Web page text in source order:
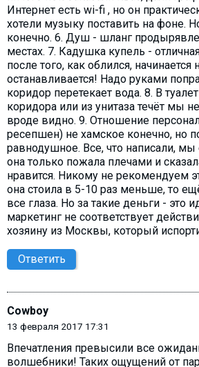
Интернет есть wi-fi , но он
хотели музыку поставить на фоне.
конечно. 6. Душ - шланг
местах. 7. Кадушка купель -
после того, как облился,
останавливается! Надо руками
коридор перетекает вода. 8. В
коридора или из унитаза течёт мы
вроде видно. 9. Отношение
ресепшен) не хамское конечно, но
равнодушное. Все, что написали, мы
она только пожала плечами и
нравится. Никому не рекомендуем
она стоила в 5-10 раз меньше, то
все глаза. Но за такие деньги - это
маркетинг не соответствует
хозяину из Москвы, который
Ответить
Cowboy
13 февраля 2017 17:31
Впечатления превысили все
волшебники! Таких ощущений от